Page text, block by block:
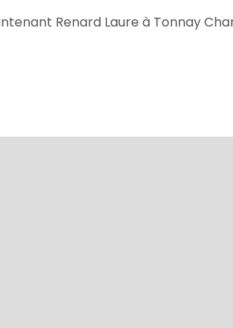
Renard Laure à Tonnay